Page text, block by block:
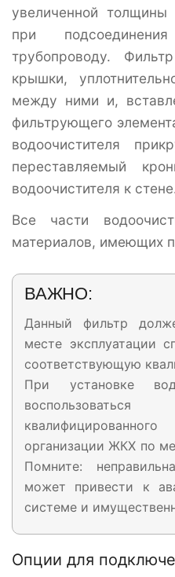
увеличенной
при
трубопроводу.
крышки,
между ними и,
фильтрующего
водоочистителя
переставляемый
водоочистителя к
Все части
материалов, имеющих
ВАЖНО:
Данный фильтр
месте эксплуатации
соответствующую
При установке
организации ЖКХ по
Помните:
может привести к
системе и
Опции для